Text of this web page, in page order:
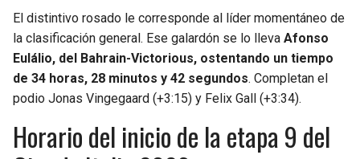
El distintivo rosado le corresponde al líder momentáneo de
la clasificación general. Ese galardón se lo lleva Afonso
Eulálio, del Bahrain-Victorious, ostentando un tiempo
de 34 horas, 28 minutos y 42 segundos. Completan el
podio Jonas Vingegaard (+3:15) y Felix Gall (+3:34).
Horario del inicio de la etapa 9 del